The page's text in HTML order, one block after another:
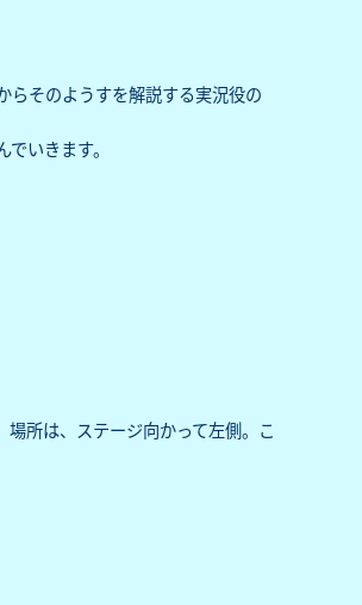
らそのようすを解説する実況役の
いきます。
所は、ステージ向かって左側。こ